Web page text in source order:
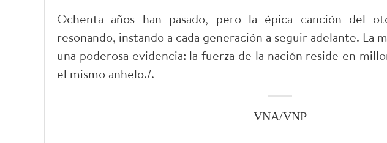
Ochenta años han pasado, pero la épica canción del
resonando, instando a cada generación a seguir adelante. La
una poderosa evidencia: la fuerza de la nación reside en
el mismo anhelo./.
VNA/VNP